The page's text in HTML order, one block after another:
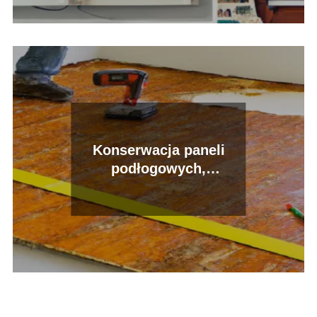
Konserwacja paneli
podłogowych,
impregnacja i renowacja
– poradnik